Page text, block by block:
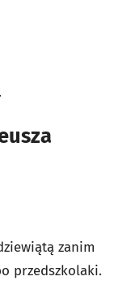
zanim
przedszkolaki.